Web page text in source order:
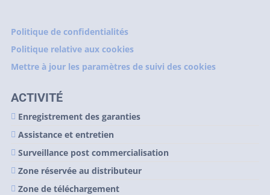
Politique de confidentialités
Politique relative aux cookies
Mettre à jour les paramètres de suivi des cookies
ACTIVITÉ
Enregistrement des garanties
Assistance et entretien
Surveillance post commercialisation
Zone réservée au distributeur
Zone de téléchargement